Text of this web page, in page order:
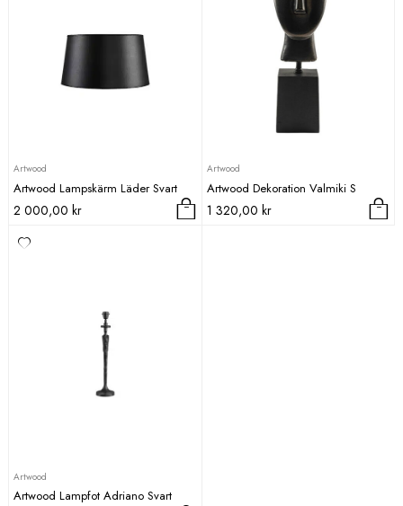
Artwood
Artwood Lampskärm Läder Svart
2 000,00 kr
Artwood
Artwood Dekoration Valmiki S
1 320,00 kr
Artwood
Artwood Lampfot Adriano Svart